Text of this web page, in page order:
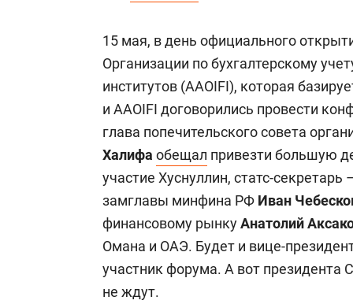
15 мая, в день официального
Организации по бухгалтерскому
институтов (AAOIFI), которая
и AAOIFI договорились провести
глава попечительского совета
Халифа обещал привезти большую
участие Хуснуллин, статс-
замглавы минфина РФ Иван
финансовому рынкуАнатолий
Омана и ОАЭ. Будет и вице-
участник форума. А вот президента
не ждут.